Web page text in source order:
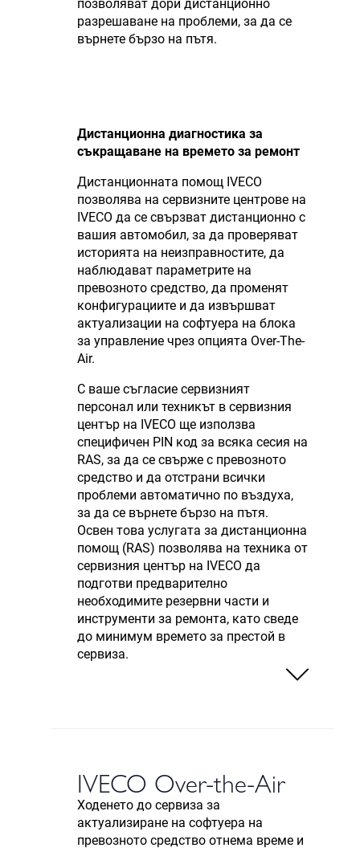
позволяват дори дистанционно
разрешаване на проблеми, за да се
върнете бързо на пътя.
Дистанционна диагностика за
съкращаване на времето за ремонт
Дистанционната помощ IVECO
позволява на сервизните центрове на
IVECO да се свързват дистанционно с
вашия автомобил, за да проверяват
историята на неизправностите, да
наблюдават параметрите на
превозното средство, да променят
конфигурациите и да извършват
актуализации на софтуера на блока
за управление чрез опцията Over-The-
Air.
С ваше съгласие сервизният
персонал или техникът в сервизния
център на IVECO ще използва
специфичен PIN код за всяка сесия на
RAS, за да се свърже с превозното
средство и да отстрани всички
проблеми автоматично по въздуха,
за да се върнете бързо на пътя.
Освен това услугата за дистанционна
помощ (RAS) позволява на техника от
сервизния център на IVECO да
подготви предварително
необходимите резервни части и
инструменти за ремонта, като сведе
до минимум времето за престой в
сервиза.
IVECO Over-the-Air
Ходенето до сервиза за
актуализиране на софтуера на
превозното средство отнема време и